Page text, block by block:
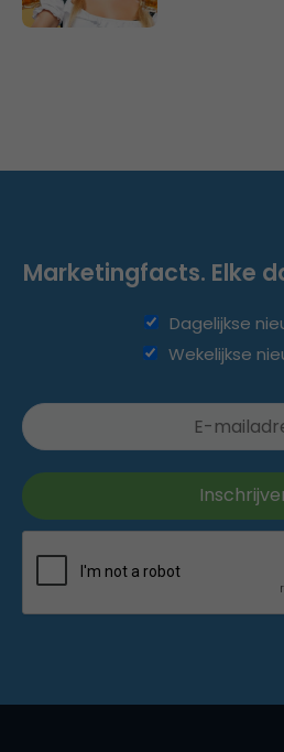
Marketingfacts. Elke
Dagelijkse
Wekelijkse